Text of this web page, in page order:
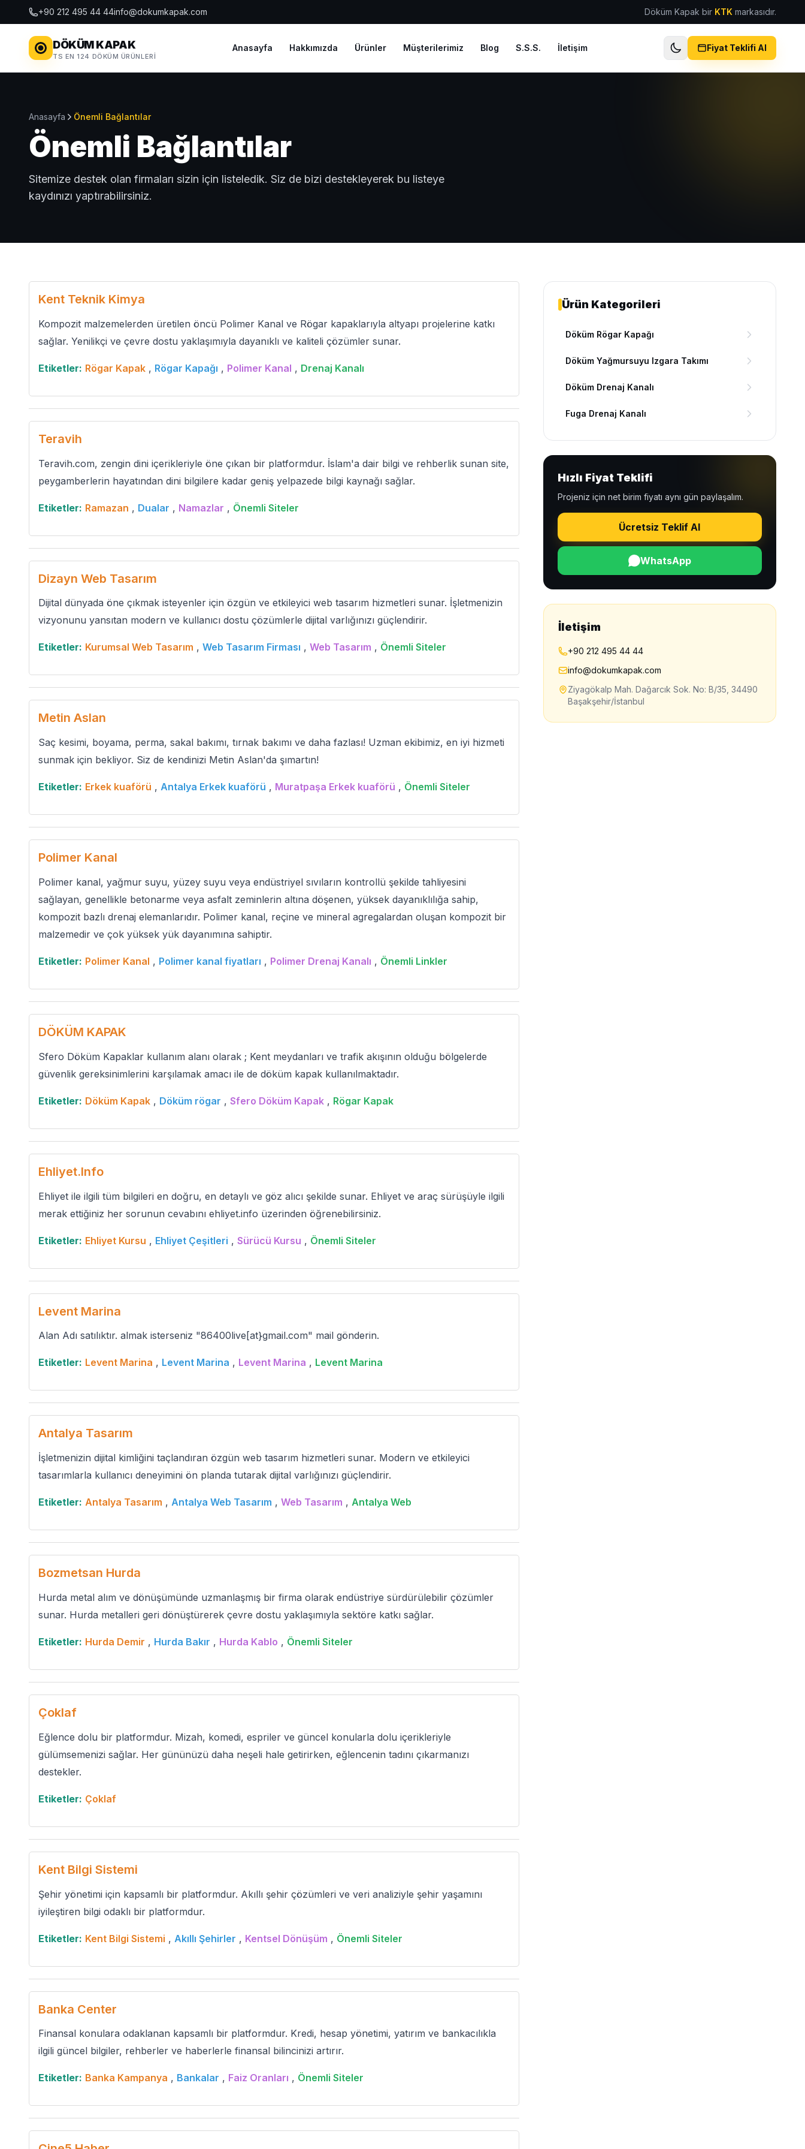
+90 212 495 44 44info@dokumkapak.com Döküm Kapak bir KTK markasıdır.
DÖKÜM KAPAK
TS EN 124 DÖKÜM ÜRÜNLERI
Anasayfa Hakkımızda Ürünler Müşterilerimiz Blog S.S.S. İletişim Fiyat Teklifi Al
Anasayfa Önemli Bağlantılar
Önemli Bağlantılar
Sitemize destek olan firmaları sizin için listeledik. Siz de bizi destekleyerek bu listeye
kaydınızı yaptırabilirsiniz.
Kent Teknik Kimya
Kompozit malzemelerden üretilen öncü Polimer Kanal ve Rögar kapaklarıyla altyapı projelerine katkı
sağlar. Yenilikçi ve çevre dostu yaklaşımıyla dayanıklı ve kaliteli çözümler sunar.
Etiketler: Rögar Kapak , Rögar Kapağı , Polimer Kanal , Drenaj Kanalı
Teravih
Teravih.com, zengin dini içerikleriyle öne çıkan bir platformdur. İslam'a dair bilgi ve rehberlik sunan site,
peygamberlerin hayatından dini bilgilere kadar geniş yelpazede bilgi kaynağı sağlar.
Etiketler: Ramazan , Dualar , Namazlar , Önemli Siteler
Dizayn Web Tasarım
Dijital dünyada öne çıkmak isteyenler için özgün ve etkileyici web tasarım hizmetleri sunar. İşletmenizin
vizyonunu yansıtan modern ve kullanıcı dostu çözümlerle dijital varlığınızı güçlendirir.
Etiketler: Kurumsal Web Tasarım , Web Tasarım Firması , Web Tasarım , Önemli Siteler
Metin Aslan
Saç kesimi, boyama, perma, sakal bakımı, tırnak bakımı ve daha fazlası! Uzman ekibimiz, en iyi hizmeti
sunmak için bekliyor. Siz de kendinizi Metin Aslan'da şımartın!
Etiketler: Erkek kuaförü , Antalya Erkek kuaförü , Muratpaşa Erkek kuaförü , Önemli Siteler
Polimer Kanal
Polimer kanal, yağmur suyu, yüzey suyu veya endüstriyel sıvıların kontrollü şekilde tahliyesini
sağlayan, genellikle betonarme veya asfalt zeminlerin altına döşenen, yüksek dayanıklılığa sahip,
kompozit bazlı drenaj elemanlarıdır. Polimer kanal, reçine ve mineral agregalardan oluşan kompozit bir
malzemedir ve çok yüksek yük dayanımına sahiptir.
Etiketler: Polimer Kanal , Polimer kanal fiyatları , Polimer Drenaj Kanalı , Önemli Linkler
DÖKÜM KAPAK
Sfero Döküm Kapaklar kullanım alanı olarak ; Kent meydanları ve trafik akışının olduğu bölgelerde
güvenlik gereksinimlerini karşılamak amacı ile de döküm kapak kullanılmaktadır.
Etiketler: Döküm Kapak , Döküm rögar , Sfero Döküm Kapak , Rögar Kapak
Ehliyet.Info
Ehliyet ile ilgili tüm bilgileri en doğru, en detaylı ve göz alıcı şekilde sunar. Ehliyet ve araç sürüşüyle ilgili
merak ettiğiniz her sorunun cevabını ehliyet.info üzerinden öğrenebilirsiniz.
Etiketler: Ehliyet Kursu , Ehliyet Çeşitleri , Sürücü Kursu , Önemli Siteler
Levent Marina
Alan Adı satılıktır. almak isterseniz "86400live[at}gmail.com" mail gönderin.
Etiketler: Levent Marina , Levent Marina , Levent Marina , Levent Marina
Antalya Tasarım
İşletmenizin dijital kimliğini taçlandıran özgün web tasarım hizmetleri sunar. Modern ve etkileyici
tasarımlarla kullanıcı deneyimini ön planda tutarak dijital varlığınızı güçlendirir.
Etiketler: Antalya Tasarım , Antalya Web Tasarım , Web Tasarım , Antalya Web
Bozmetsan Hurda
Hurda metal alım ve dönüşümünde uzmanlaşmış bir firma olarak endüstriye sürdürülebilir çözümler
sunar. Hurda metalleri geri dönüştürerek çevre dostu yaklaşımıyla sektöre katkı sağlar.
Etiketler: Hurda Demir , Hurda Bakır , Hurda Kablo , Önemli Siteler
Çoklaf
Eğlence dolu bir platformdur. Mizah, komedi, espriler ve güncel konularla dolu içerikleriyle
gülümsemenizi sağlar. Her gününüzü daha neşeli hale getirirken, eğlencenin tadını çıkarmanızı
destekler.
Etiketler: Çoklaf
Kent Bilgi Sistemi
Şehir yönetimi için kapsamlı bir platformdur. Akıllı şehir çözümleri ve veri analiziyle şehir yaşamını
iyileştiren bilgi odaklı bir platformdur.
Etiketler: Kent Bilgi Sistemi , Akıllı Şehirler , Kentsel Dönüşüm , Önemli Siteler
Banka Center
Finansal konulara odaklanan kapsamlı bir platformdur. Kredi, hesap yönetimi, yatırım ve bankacılıkla
ilgili güncel bilgiler, rehberler ve haberlerle finansal bilincinizi artırır.
Etiketler: Banka Kampanya , Bankalar , Faiz Oranları , Önemli Siteler
Ürün Kategorileri
Döküm Rögar Kapağı
Döküm Yağmursuyu Izgara Takımı
Döküm Drenaj Kanalı
Fuga Drenaj Kanalı
Hızlı Fiyat Teklifi
Projeniz için net birim fiyatı aynı gün paylaşalım.
Ücretsiz Teklif Al
WhatsApp
İletişim
+90 212 495 44 44
info@dokumkapak.com
Ziyagökalp Mah. Dağarcık Sok. No: B/35, 34490
Başakşehir/İstanbul